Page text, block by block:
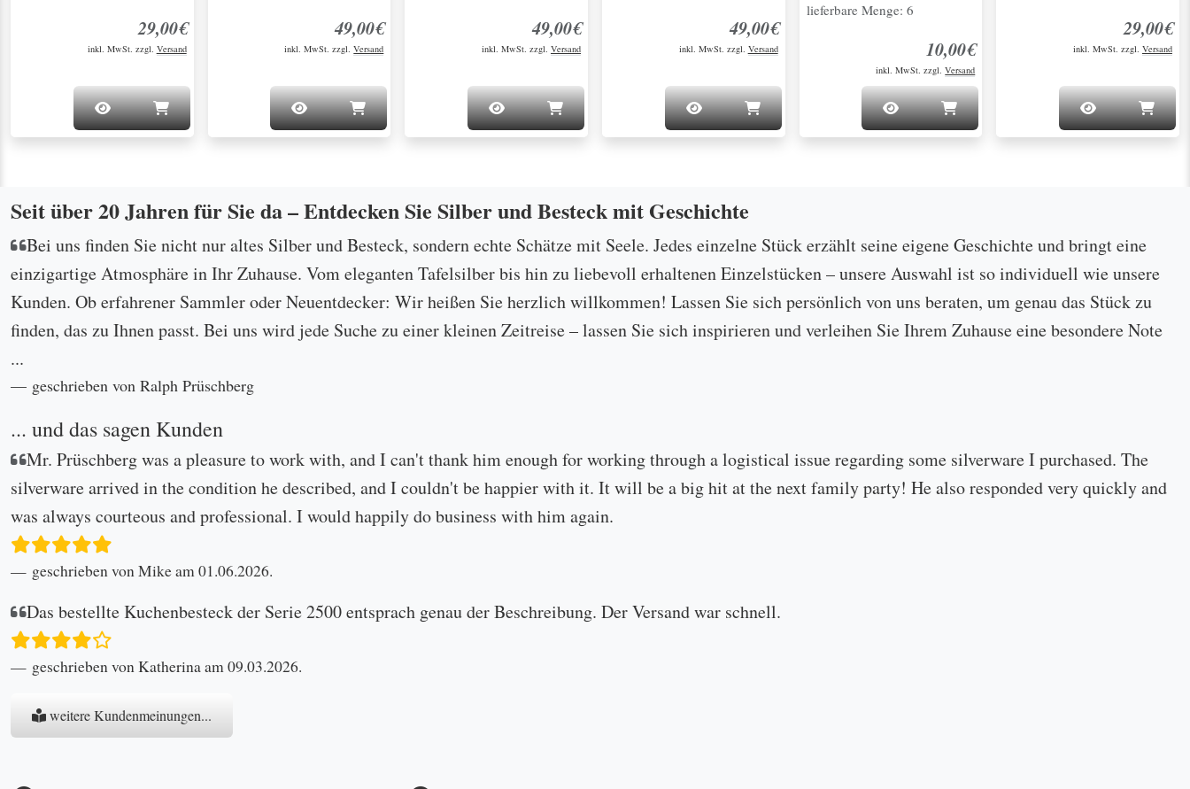
29,00€
inkl. MwSt. zzgl. Versand
49,00€
inkl. MwSt. zzgl.Versand
49,00€
inkl. MwSt. zzgl. Versand
49,00€
inkl. MwSt. zzgl. Versand
lieferbare Menge: 6
10,00€
inkl. MwSt. zzgl.Versand
29,00€
inkl. MwSt. zzgl. Versand
Seit über 20 Jahren für Sie da – Entdecken Sie Silber und Besteck mit Geschichte
Bei uns finden Sie nicht nur altes Silber und Besteck, sondern echte Schätze mit Seele. Jedes einzelne Stück erzählt seine eigene Geschichte und bringt eine
einzigartige Atmosphäre in Ihr Zuhause. Vom eleganten Tafelsilber bis hin zu liebevoll erhaltenen Einzelstücken – unsere Auswahl ist so individuell wie unsere
Kunden. Ob erfahrener Sammler oder Neuentdecker: Wir heißen Sie herzlich willkommen! Lassen Sie sich persönlich von uns beraten, um genau das Stück zu
finden, das zu Ihnen passt. Bei uns wird jede Suche zu einer kleinen Zeitreise – lassen Sie sich inspirieren und verleihen Sie Ihrem Zuhause eine besondere Note
...
geschrieben von Ralph Prüschberg
... und das sagen Kunden
Mr. Prüschberg was a pleasure to work with, and I can't thank him enough for working through a logistical issue regarding some silverware I purchased. The
silverware arrived in the condition he described, and I couldn't be happier with it. It will be a big hit at the next family party! He also responded very quickly and
was always courteous and professional. I would happily do business with him again.
geschrieben von Mike am 01.06.2026.
Das bestellte Kuchenbesteck der Serie 2500 entsprach genau der Beschreibung. Der Versand war schnell.
geschrieben von Katherina am 09.03.2026.
weitere Kundenmeinungen...